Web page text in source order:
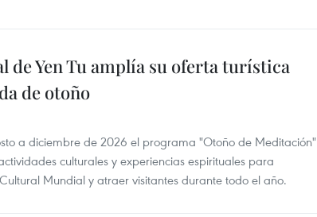
de Yen Tu amplía su oferta turística
de otoño
a diciembre de 2026 el programa "Otoño de Meditación"
culturales y experiencias espirituales para
Mundial y atraer visitantes durante todo el año.